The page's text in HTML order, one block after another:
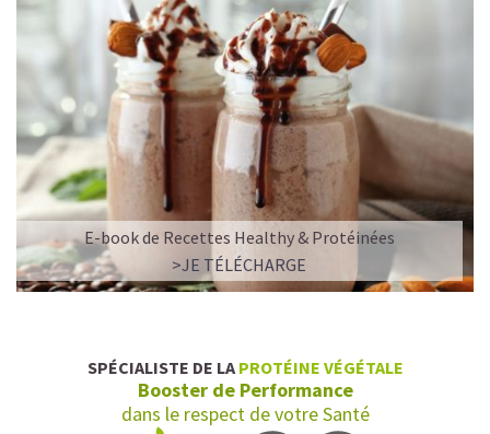
L’ALLIANCE PARFAITE ENTRE PLAISIR ET
PERFORMANCE
Cacao pur, café expresso et lait végétal fusionnent dans
une boisson veloutée et énergisante.
Une vraie caresse chocolatée, riche en protéines, léger
pour ne jamais peser.
E-book de Recettes Healthy & Protéinées
>JE TÉLÉCHARGE
SPÉCIALISTE DE LA PROTÉINE VÉGÉTALE
Booster de Performance
dans le respect de votre Santé